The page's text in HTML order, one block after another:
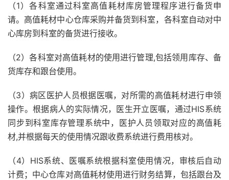
（1）各科室通过科室高值耗材库房管理程序进行备货申
请。高值耗材中心仓库采购并备货到科室，各科室自动对中
心库房到科室的备货进行接收。
（2）各科室对高值耗材的使用进行管理,包括领用库存、备
货库存和跟台使用。
（3）病区医护人员根据医嘱，对所需的高值耗材进行申领
操作。根据病人的实际情况，医生开立医嘱，通过HIS系统
同步到科室库存管理系统中，医护人员领取对应的高值耗
材,并根据每天的使用情况跟收费系统进行费用核对。
（4）HIS系统、医嘱系统根据科室使用情况，审核后自动
计费；中心仓库对高值耗材使用进行财务结算，包括跟台及